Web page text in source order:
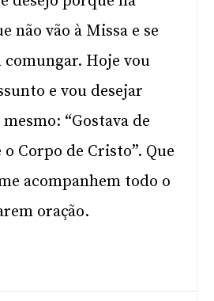
não vão à Missa e se
comungar. Hoje vou
e vou desejar
“Gostava de
Corpo de Cristo”. Que
acompanhem todo o
oração.